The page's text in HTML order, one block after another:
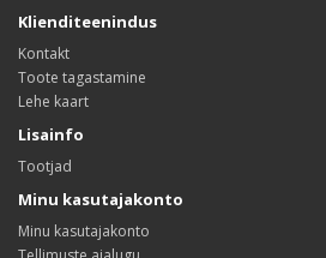
Klienditeenindus
Kontakt
Toote tagastamine
Lehe kaart
Lisainfo
Tootjad
Minu kasutajakonto
Minu kasutajakonto